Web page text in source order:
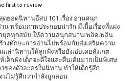
first to review
ยอดนิทานอีสป 101 เรื่อง อ่านสนุก
พร้อมภาพประกอบน่ารัก มีเนื้อเรื่องที่แฝง
ยุคทุกสมัย ให้ความสนุกสนานเพลิดเพลิน
างทักษะการอ่านไปพร้อมกับส่งเสริมความ
ล่านิทานให้ลูกฟังหรือยังเอ่ยเคยสังเกต
เด็กฟัง เด็กจะดีใจและตื่นเต้นมากเป็นพิเศษ
วของตัวละครในนิทาน ทำให้เด็กรู้สึก
นไม่รู้สึกว่ากำลังถูกสอน